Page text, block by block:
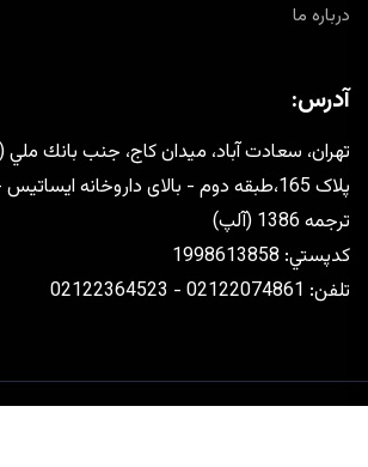
درباره ما
آدرس:
تهران، سعادت آباد، ميدان كاج، جنب بانك ملي
ترجمه 1386 (آلپ)
كدپستي: 1998613858
تلفن: 02122074861 - 02122364523